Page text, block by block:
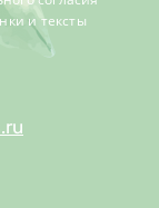
и тексты